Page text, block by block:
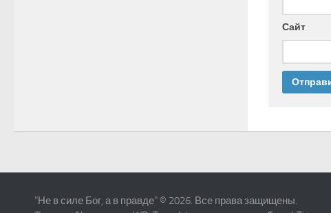
Сайт
"Не в силе Бог, а в правде" © 2026. Все права защищены.